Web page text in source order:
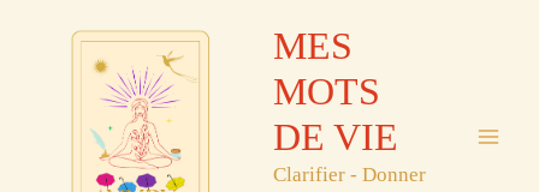
MES
MOTS
DE VIE
Clarifier - Donner